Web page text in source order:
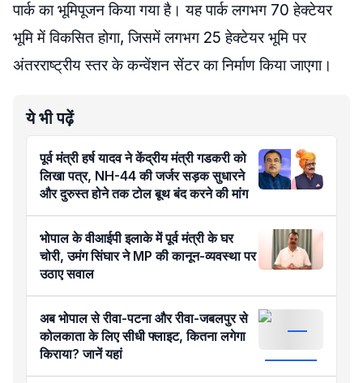
पार्क का भूमिपूजन किया गया है। यह पार्क लगभग 70 हेक्टेयर
भूमि में विकसित होगा, जिसमें लगभग 25 हेक्टेयर भूमि पर
अंतरराष्ट्रीय स्तर के कन्वेंशन सेंटर का निर्माण किया जाएगा।
ये भी पढ़ें
पूर्व मंत्री हर्ष यादव ने केंद्रीय मंत्री गडकरी को
लिखा पत्र, NH-44 की जर्जर सड़क सुधारने
और दुरुस्त होने तक टोल बूथ बंद करने की मांग
भोपाल के वीआईपी इलाके में पूर्व मंत्री के घर
चोरी, उमंग सिंघार ने MP की कानून-व्यवस्था पर
उठाए सवाल
अब भोपाल से रीवा-पटना और रीवा-जबलपुर से
कोलकाता के लिए सीधी फ्लाइट, कितना लगेगा
किराया? जानें यहां